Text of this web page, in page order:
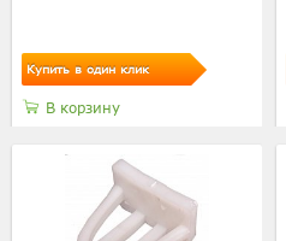
Купить в один клик
В корзину